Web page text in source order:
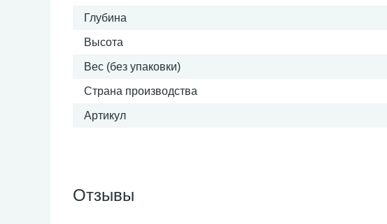
Глубина
Высота
Вес (без упаковки)
Страна производства
Артикул
Отзывы